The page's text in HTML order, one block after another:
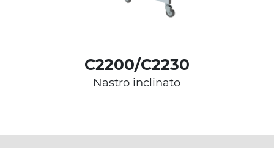
C2200/C2230
Nastro inclinato